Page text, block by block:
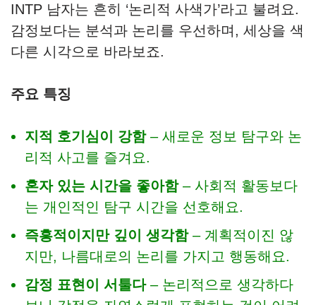
INTP 남자는 흔히 ‘논리적 사색가’라고 불려요.
감정보다는 분석과 논리를 우선하며, 세상을 색
다른 시각으로 바라보죠.
주요 특징
지적 호기심이 강함– 새로운 정보 탐구와 논
리적 사고를 즐겨요.
혼자 있는 시간을 좋아함– 사회적 활동보다
는 개인적인 탐구 시간을 선호해요.
즉흥적이지만 깊이 생각함– 계획적이진 않
지만, 나름대로의 논리를 가지고 행동해요.
감정 표현이 서툴다– 논리적으로 생각하다